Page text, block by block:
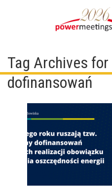
Tag Archives
dofinansowań